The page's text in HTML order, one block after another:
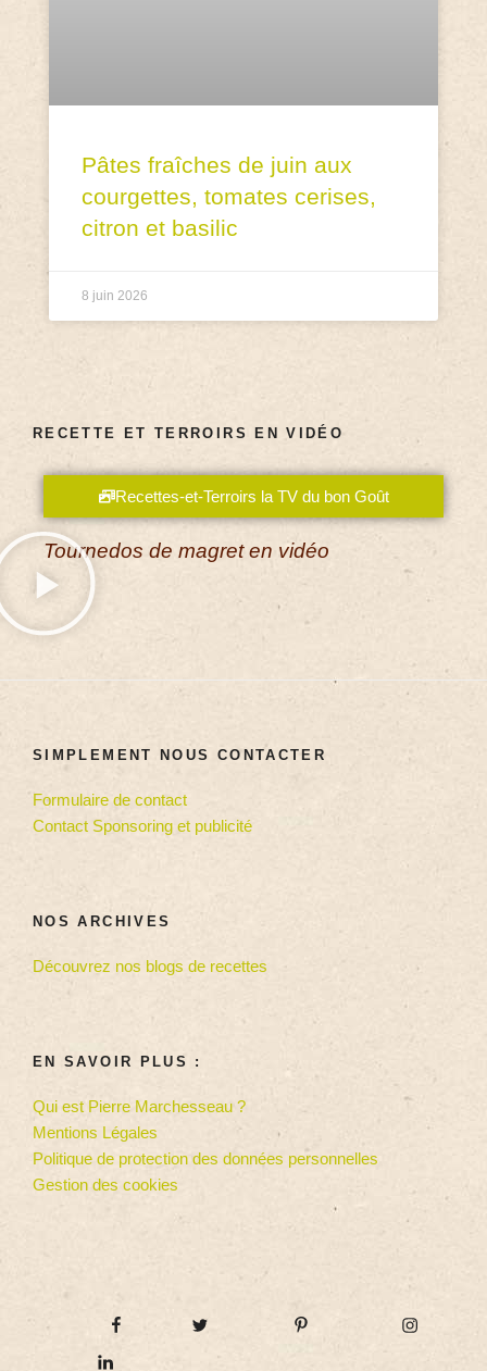
Pâtes fraîches de juin aux
courgettes, tomates cerises,
citron et basilic
8 juin 2026
RECETTE ET TERROIRS EN VIDÉO
Recettes-et-Terroirs la TV du bon Goût
Tournedos de magret en vidéo
SIMPLEMENT NOUS CONTACTER
Formulaire de contact
Contact Sponsoring et publicité
NOS ARCHIVES
Découvrez nos blogs de recettes
EN SAVOIR PLUS :
Qui est Pierre Marchesseau ?
Mentions Légales
Politique de protection des données personnelles
Gestion des cookies